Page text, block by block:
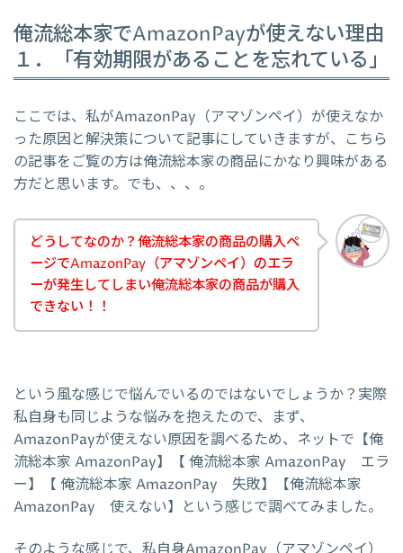
俺流総本家でAmazonPayが使えない理由
１．「有効期限があることを忘れている」
ここでは、私がAmazonPay（アマゾンペイ）が使えなか
った原因と解決策について記事にしていきますが、こちら
の記事をご覧の方は俺流総本家の商品にかなり興味がある
方だと思います。でも、、、。
どうしてなのか？俺流総本家の商品の購入ペ
ージでAmazonPay（アマゾンペイ）のエラ
ーが発生してしまい俺流総本家の商品が購入
できない！！
という風な感じで悩んでいるのではないでしょうか？実際
私自身も同じような悩みを抱えたので、まず、
AmazonPayが使えない原因を調べるため、ネットで【俺
流総本家 AmazonPay】【 俺流総本家 AmazonPay エラ
ー】【 俺流総本家 AmazonPay 失敗】【俺流総本家
AmazonPay 使えない】という感じで調べてみました。